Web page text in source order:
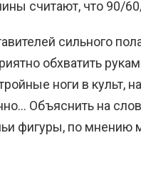
считают, что 90/
сильного
обхватить
ноги в культ,
Объяснить на
фигуры, по мнению